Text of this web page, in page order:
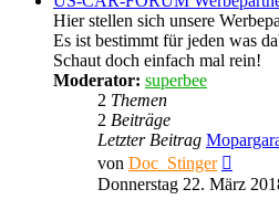
Hier stellen sich unsere
Es ist bestimmt für jeden was
Schaut doch einfach mal rein!
Moderator: superbee
2 Themen
2 Beiträge
Letzter Beitrag
von Doc_Stinger
Donnerstag 22. März